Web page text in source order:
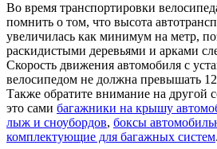
Во время транспортировки
помнить о том, что высота
увеличилась как минимум на метр,
раскидистыми деревьями и арками
Скорость движения автомобиля с
велосипедом не должна превышать
Также обратите внимание на другой
это сами багажники на крышу
лыж и сноубордов, боксы
комплектующие для багажных систем.